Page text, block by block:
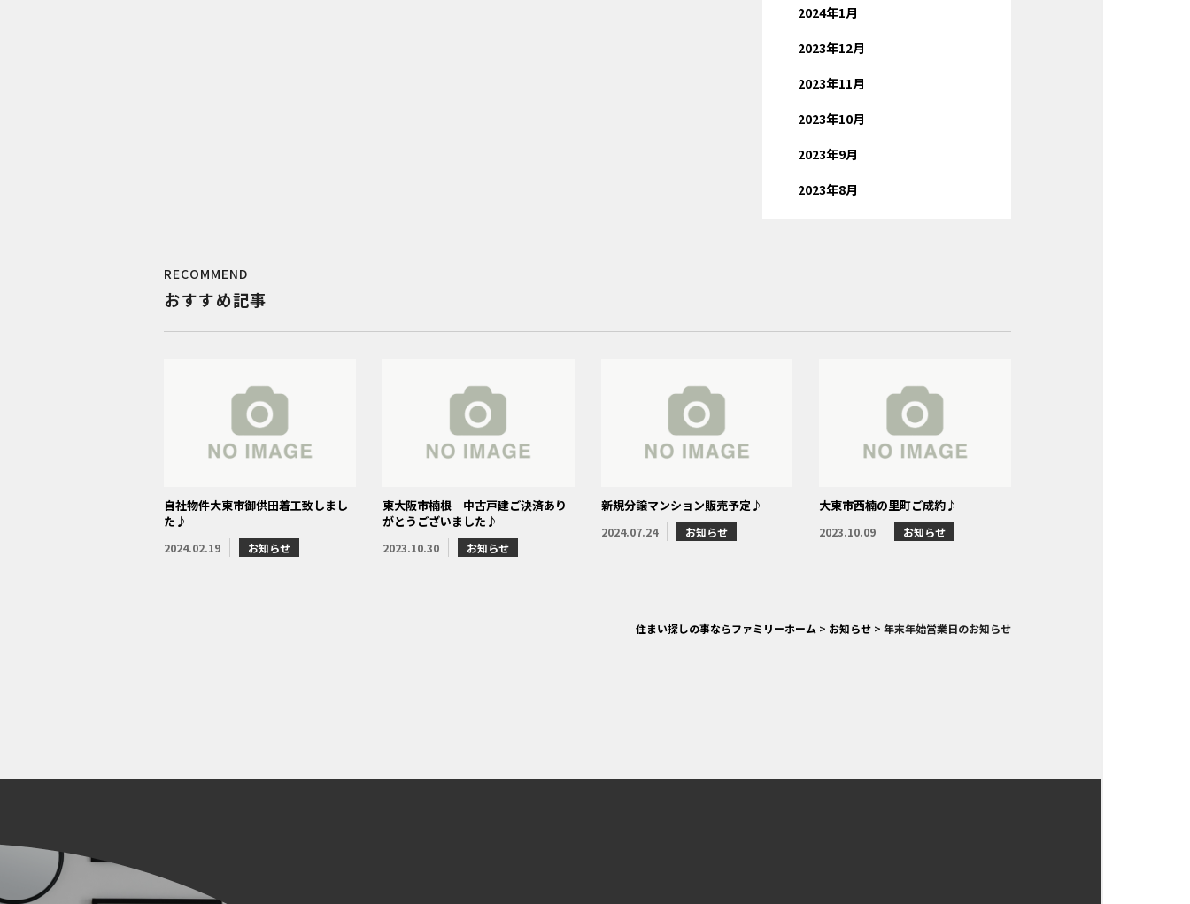
2024年1月
2023年12月
2023年11月
2023年10月
2023年9月
2023年8月
RECOMMEND
おすすめ記事
自社物件大東市御供田着工致しまし
た♪
2024.02.19 お知らせ
東大阪市楠根 中古戸建ご決済あり
がとうございました♪
2023.10.30 お知らせ
新規分譲マンション販売予定♪
2024.07.24 お知らせ
大東市西楠の里町ご成約♪
2023.10.09 お知らせ
住まい探しの事ならファミリーホーム > お知らせ > 年末年始営業日のお知らせ